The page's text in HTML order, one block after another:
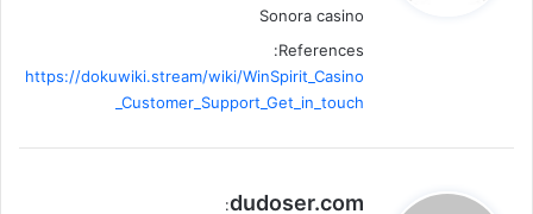
Sonora casino
References:
https://dokuwiki.stream/wiki/WinSpirit_Casino
_Customer_Support_Get_in_touch
يdudoser.com
: